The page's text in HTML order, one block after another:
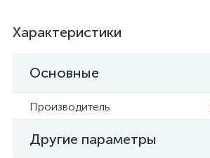
Характеристики
Основные
Производитель
Другие параметры